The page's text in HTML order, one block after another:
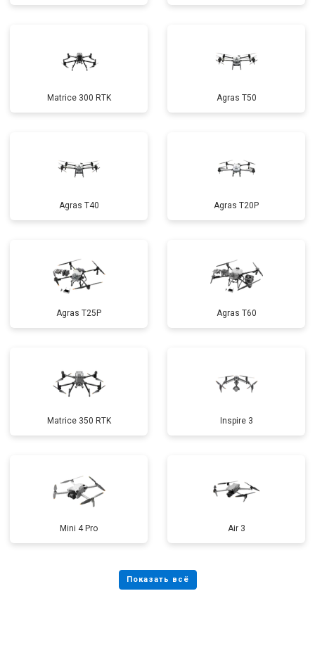
Matrice 300 RTK Agras T50
Agras T40 Agras T20P
Agras T25P Agras T60
Matrice 350 RTK Inspire 3
Mini 4 Pro Air 3